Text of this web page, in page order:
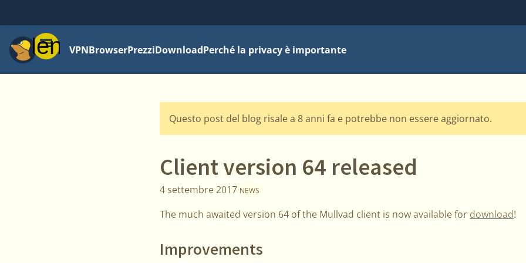
MenuVPNBrowserPrezziDownloadPerché la privacy è importante
Questo post del blog risale a 8 anni fa e potrebbe non essere aggiornato.
Client version 64 released
4 settembre 2017 NEWS
The much awaited version 64 of the Mullvad client is now available for download!
Improvements